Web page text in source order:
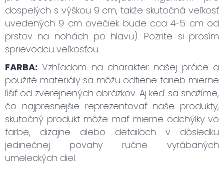
dospelých s výškou 9 cm, takže skutočná veľkosť
uvedených 9 cm ovečiek bude cca 4-5 cm od
prstov na nohách po hlavu). Pozrite si prosím
sprievodcu veľkosťou.
FARBA: Vzhľadom na charakter našej práce a
použité materiály sa môžu odtiene farieb mierne
líšiť od zverejnených obrázkov. Aj keď sa snažíme,
čo najpresnejšie reprezentovať naše produkty,
skutočný produkt môže mať mierne odchýlky vo
farbe, dizajne alebo detailoch v dôsledku
jedinečnej povahy ručne vyrábaných
umeleckých diel.